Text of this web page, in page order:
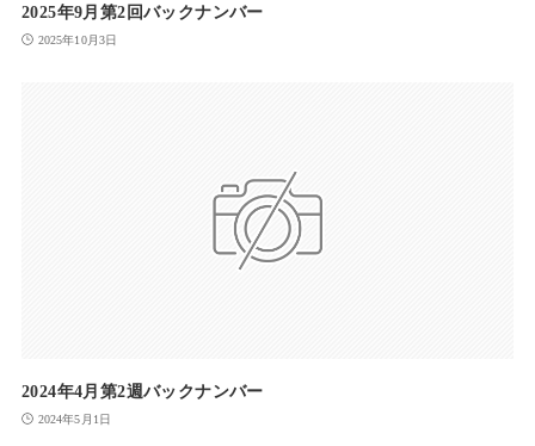
2025年9月第2回バックナンバー
2025年10月3日
2024年4月第2週バックナンバー
2024年5月1日